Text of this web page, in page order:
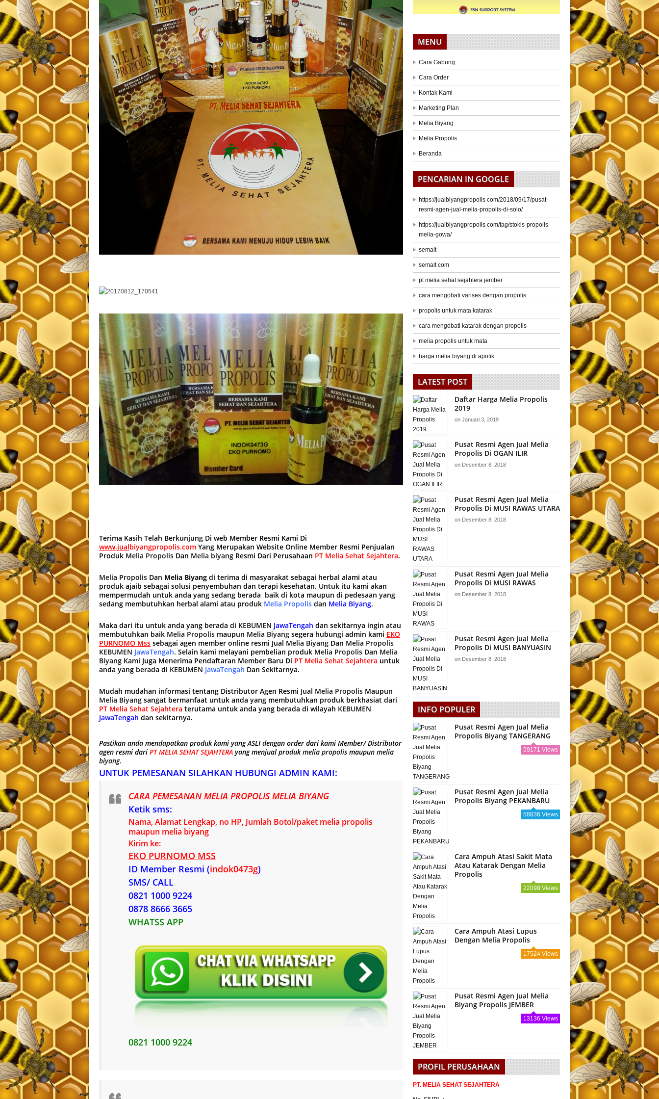
Terima Kasih Telah Berkunjung Di web Member Resmi Kami Di
www.jualbiyangpropolis.com Yang Merupakan Website Online Member Resmi Penjualan
Produk Melia Propolis Dan Melia biyang Resmi Dari Perusahaan PT Melia Sehat Sejahtera.
Melia Propolis Dan Melia Biyang di terima di masyarakat sebagai herbal alami atau
produk ajaib sebagai solusi penyembuhan dan terapi kesehatan. Untuk itu kami akan
mempermudah untuk anda yang sedang berada baik di kota maupun di pedesaan yang
sedang membutuhkan herbal alami atau produk Melia Propolis dan Melia Biyang.
Maka dari itu untuk anda yang berada di KEBUMEN JawaTengah dan sekitarnya ingin atau
membutuhkan baik Melia Propolis maupun Melia Biyang segera hubungi admin kami EKO
PURNOMO Mss sebagai agen member online resmi Jual Melia Biyang Dan Melia Propolis
KEBUMEN JawaTengah. Selain kami melayani pembelian produk Melia Propolis Dan Melia
Biyang Kami Juga Menerima Pendaftaran Member Baru Di PT Melia Sehat Sejahtera untuk
anda yang berada di KEBUMEN JawaTengah Dan Sekitarnya.
Mudah mudahan informasi tentang Distributor Agen Resmi Jual Melia Propolis Maupun
Melia Biyang sangat bermanfaat untuk anda yang membutuhkan produk berkhasiat dari
PT Melia Sehat Sejahtera terutama untuk anda yang berada di wilayah KEBUMEN
JawaTengah dan sekitarnya.
Pastikan anda mendapatkan produk kami yang ASLI dengan order dari kami Member/ Distributor
agen resmi dari PT MELIA SEHAT SEJAHTERA yang menjual produkmelia propolis maupun melia
biyang.
UNTUK PEMESANAN SILAHKAN HUBUNGI ADMIN KAMI:
CARA PEMESANAN MELIA PROPOLIS MELIA BIYANG
Ketik sms:
Nama, Alamat Lengkap, no HP, Jumlah Botol/paket melia propolis
maupun melia biyang
Kirim ke:
EKO PURNOMO MSS
ID Member Resmi (indok0473g)
SMS/ CALL
0821 1000 9224
0878 8666 3665
WHATSS APP
0821 1000 9224
MENU
Cara Gabung
Cara Order
Kontak Kami
Marketing Plan
Melia Biyang
Melia Propolis
Beranda
PENCARIAN IN GOOGLE
https://jualbiyangpropolis com/2018/09/17/pusat-
resmi-agen-jual-melia-propolis-di-solo/
https://jualbiyangpropolis com/tag/stokis-propolis-
melia-gowa/
semalt
semalt com
pt melia sehat sejahtera jember
cara mengobati varises dengan propolis
propolis untuk mata katarak
cara mengobati katarak dengan propolis
melia propolis untuk mata
harga melia biyang di apotik
LATEST POST
Daftar Harga Melia Propolis
2019
on Januari 3, 2019
Pusat Resmi Agen Jual Melia
Propolis Di OGAN ILIR
on Desember 8, 2018
Pusat Resmi Agen Jual Melia
Propolis Di MUSI RAWAS UTARA
on Desember 8, 2018
Pusat Resmi Agen Jual Melia
Propolis Di MUSI RAWAS
on Desember 8, 2018
Pusat Resmi Agen Jual Melia
Propolis Di MUSI BANYUASIN
on Desember 8, 2018
INFO POPULER
Pusat Resmi Agen Jual Melia
Propolis Biyang TANGERANG
59171 Views
Pusat Resmi Agen Jual Melia
Propolis Biyang PEKANBARU
58836 Views
Cara Ampuh Atasi Sakit Mata
Atau Katarak Dengan Melia
Propolis
22098 Views
Cara Ampuh Atasi Lupus
Dengan Melia Propolis
17524 Views
Pusat Resmi Agen Jual Melia
Biyang Propolis JEMBER
13136 Views
PROFIL PERUSAHAAN
PT. MELIA SEHAT SEJAHTERA